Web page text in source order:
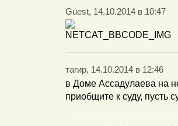
Guest, 14.10.2014 в 10:47
тагир, 14.10.2014 в 12:46
в Доме Ассадулаева на
приобщите к суду, пусть